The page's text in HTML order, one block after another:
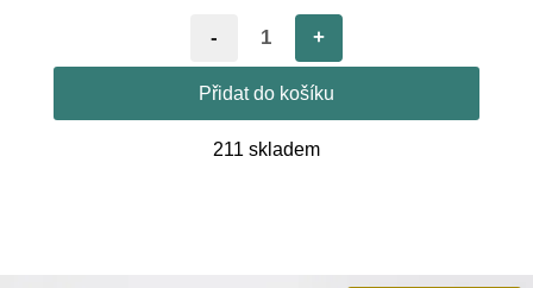
- +
Přidat do košíku
211 skladem